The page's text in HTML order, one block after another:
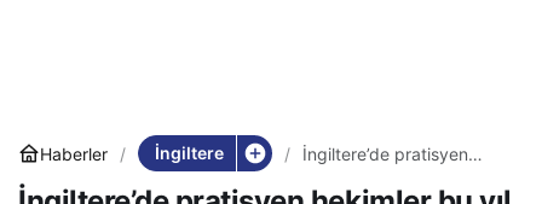
Haberler İngiltere
İngiltere’de pratisyen
greve gitti